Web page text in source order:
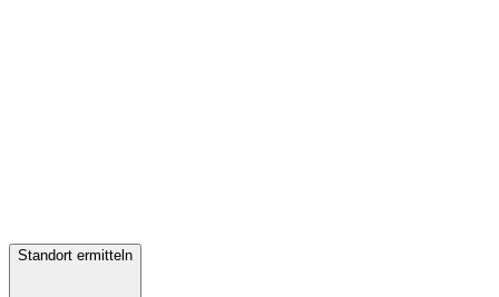
Standort ermitteln